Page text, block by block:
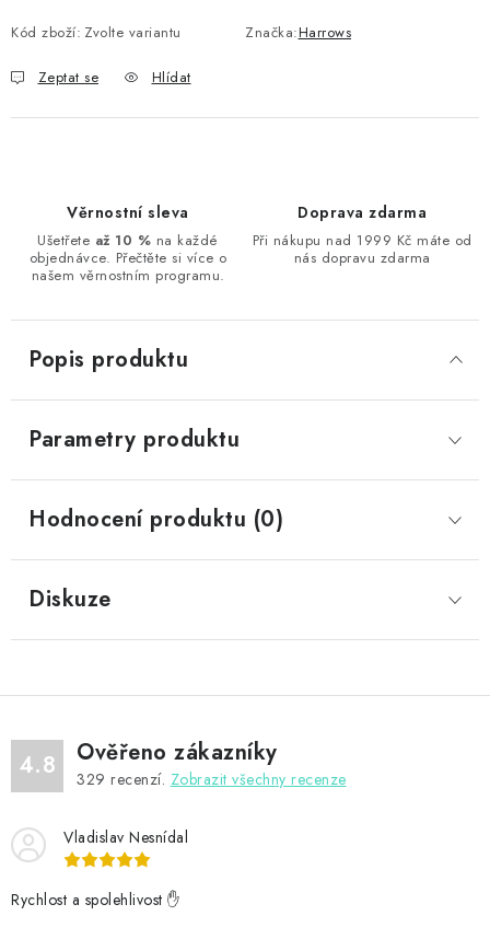
Kód zboží: Zvolte variantu Značka:Harrows
Zeptat se Hlídat
Věrnostní sleva
Ušetřete až 10 % na každé
objednávce. Přečtěte si více o
našem věrnostním programu.
Doprava zdarma
Při nákupu nad 1999 Kč máte od
nás dopravu zdarma
Popis produktu
Parametry produktu
Hodnocení produktu (0)
Diskuze
4.8 Ověřeno zákazníky
329 recenzí. Zobrazit všechny recenze
Vladislav Nesnídal
Rychlost a spolehlivost ✋